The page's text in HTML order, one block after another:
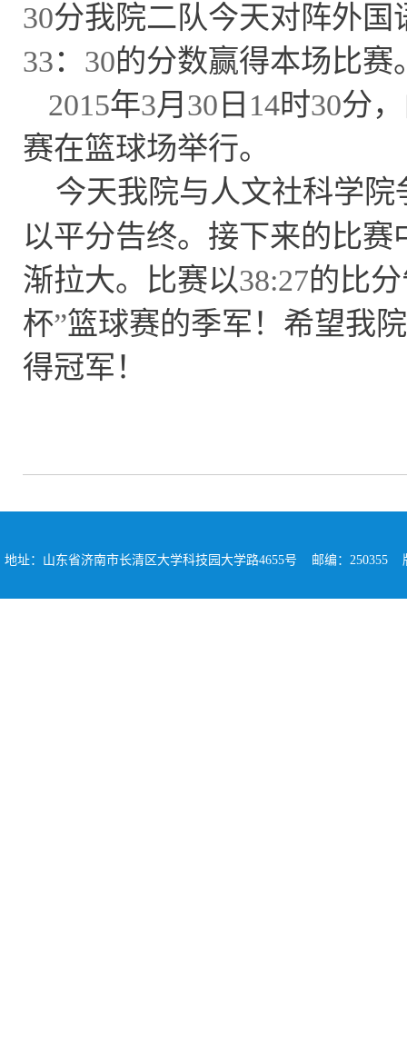
30分我院二队今天对阵外
33： 30的分数赢得本场比
2015年3月 30 日 14时30分
赛在篮球场举行。
今天我院与人文社科学
以平分告终。接下来的比
渐拉大。比赛以38:27的比
杯”篮球赛的季军！希望我
得冠军！
地址：山东省济南市长清区大学科技园大学路4655号 邮编：250355